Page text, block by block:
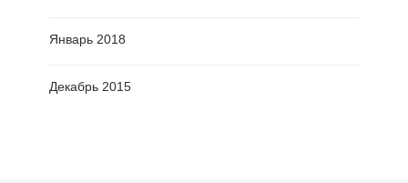
Январь 2018
Декабрь 2015